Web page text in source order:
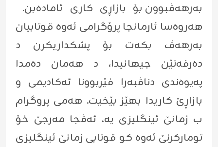
بەرهەڤبوون بۆ بازاڕی کاری ئامادەبن.
هەروەسا ئارمانجا پرۆگرامی ئەوە قوتابیان
بەرهەڤ بکەت بۆ پشکداریکرن د
دەرفەتێن جیهانیدا، د هەمان دەمدا
پەیوەندی دناڤبەرا فێربوونا ئەکادیمی و
بازاڕێ کاریدا بهێز بێخیت. هەمی پروگرام
ب زمانێ ئینگلیزی یە، ئەڤجا مەرجێ خۆ
تومارکرنێ ئەوە کو قوتابی زمانێ ئینگلیزی